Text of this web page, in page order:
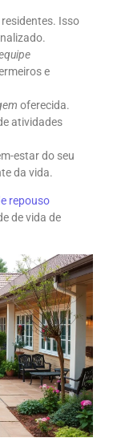
Isso
e
oferecida.
atividades
estar do seu
da vida.
repouso
de vida de